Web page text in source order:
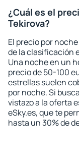
¿Cuál es el
Tekirova?
El precio por
de la clasificación
Una noche en un
precio de 50-100
estrellas suelen
por noche. Si
vistazo a la oferta
eSky.es, que te
hasta un 30% de